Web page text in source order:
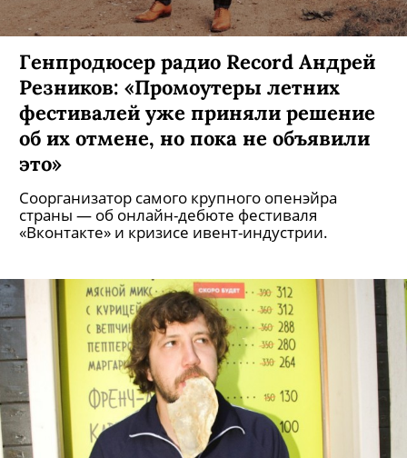
Генпродюсер радио Record Андрей
Резников: «Промоутеры летних
фестивалей уже приняли решение
об их отмене, но пока не объявили
это»
Соорганизатор самого крупного опенэйра
страны — об онлайн-дебюте фестиваля
«Вконтакте» и кризисе ивент-индустрии.